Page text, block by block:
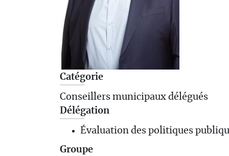
Catégorie
Conseillers municipaux délégués
Délégation
Évaluation des politiques
Groupe